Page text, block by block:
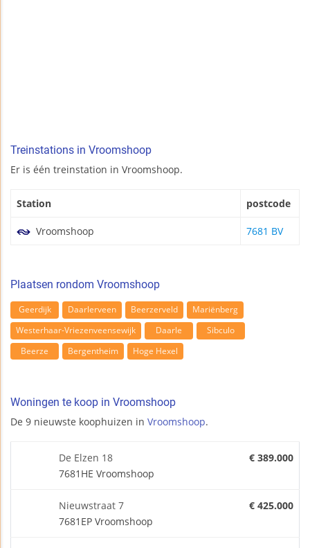
Treinstations in Vroomshoop
Er is één treinstation in Vroomshoop.
Station postcode
Vroomshoop 7681 BV
Plaatsen rondom Vroomshoop
Geerdijk Daarlerveen Beerzerveld
Mariënberg
Westerhaar-Vriezenveensewijk
Daarle
Sibculo
Beerze
Bergentheim Hoge Hexel
Woningen te koop in Vroomshoop
De 9 nieuwste koophuizen in Vroomshoop.
De Elzen 18
7681HE Vroomshoop
€ 389.000
Nieuwstraat 7
7681EP Vroomshoop
€ 425.000